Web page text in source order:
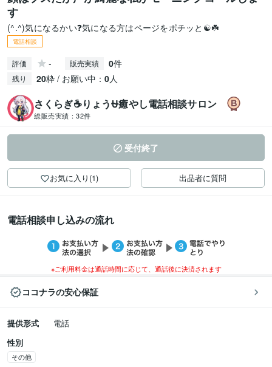
す
(^.^)気になるかい❓気になる方はページをポチッと☯️☘️
電話相談
評価 - 販売実績 0件
残り 20枠 / お願い中： 0人
さくらぎ☕りょう⛎癒やし電話相談サロン
総販売実績： 32件
受付終了
お気に入り(1) 出品者に質問
電話相談申し込みの流れ
※ご利用料金は通話時間に応じて、通話後に決済されます
ココナラの安心保証
提供形式
電話
性別
その他